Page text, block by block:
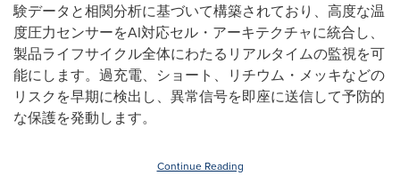
験データと相関分析に基づいて構築されており、高度な温
度圧力センサーをAI対応セル・アーキテクチャに統合し、
製品ライフサイクル全体にわたるリアルタイムの監視を可
能にします。過充電、ショート、リチウム・メッキなどの
リスクを早期に検出し、異常信号を即座に送信して予防的
な保護を発動します。
Continue Reading